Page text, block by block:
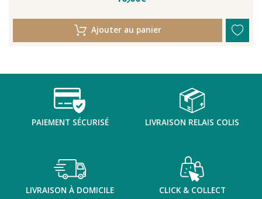
Ajouter au panier
PAIEMENT SÉCURISÉ LIVRAISON RELAIS COLIS
LIVRAISON À DOMICILE CLICK & COLLECT